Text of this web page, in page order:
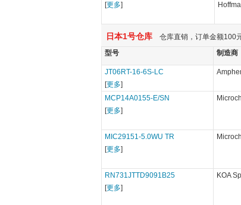
[更多]
日本1号仓库 仓库直销，订单金额100
型号
制造商
JT06RT-16-6S-LC
[更多]
MCP14A0155-E/SN
[更多]
MIC29151-5.0WU TR
[更多]
RN731JTTD9091B25
[更多]
KOA